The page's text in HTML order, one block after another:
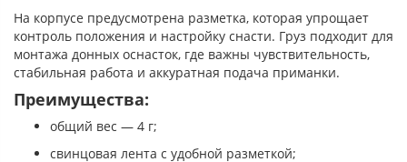
На корпусе предусмотрена разметка, которая упрощает
контроль положения и настройку снасти. Груз подходит для
монтажа донных оснасток, где важны чувствительность,
стабильная работа и аккуратная подача приманки.
Преимущества:
общий вес — 4 г;
свинцовая лента с удобной разметкой;